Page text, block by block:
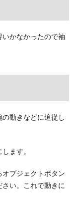
かなかったので袖
動きなどに追従し
ます。
ブジェクトボタン
い。これで動きに